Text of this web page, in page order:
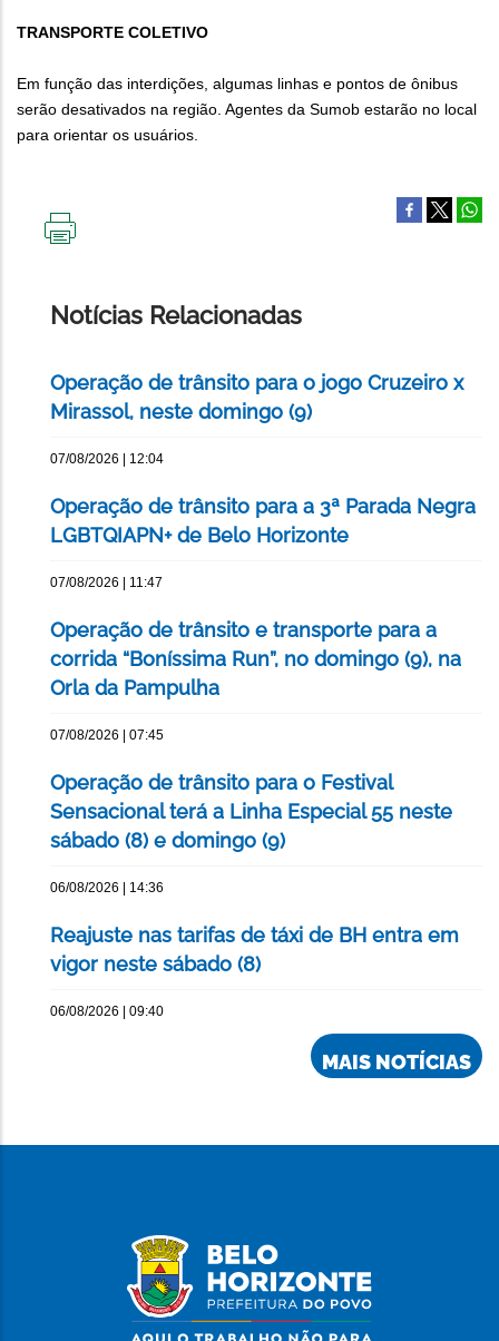
TRANSPORTE COLETIVO
Em função das interdições, algumas linhas e pontos de ônibus
serão desativados na região. Agentes da Sumob estarão no local
para orientar os usuários.
Notícias Relacionadas
Operação de trânsito para o jogo Cruzeiro x
Mirassol, neste domingo (9)
07/08/2026 | 12:04
Operação de trânsito para a 3ª Parada Negra
LGBTQIAPN+ de Belo Horizonte
07/08/2026 | 11:47
Operação de trânsito e transporte para a
corrida “Boníssima Run”, no domingo (9), na
Orla da Pampulha
07/08/2026 | 07:45
Operação de trânsito para o Festival
Sensacional terá a Linha Especial 55 neste
sábado (8) e domingo (9)
06/08/2026 | 14:36
Reajuste nas tarifas de táxi de BH entra em
vigor neste sábado (8)
06/08/2026 | 09:40
MAIS NOTÍCIAS